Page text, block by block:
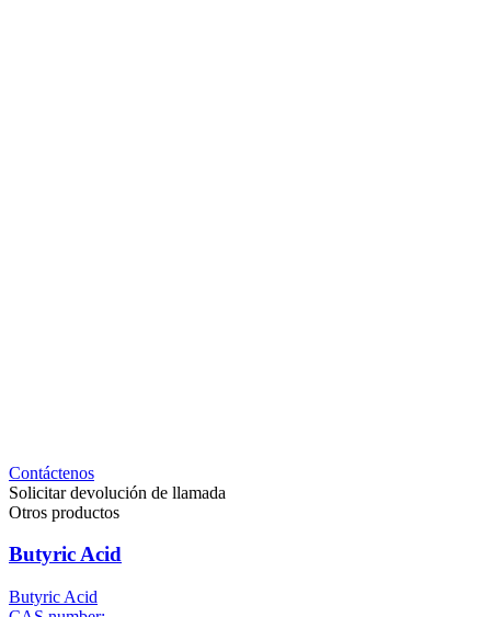
Contáctenos
Solicitar devolución de llamada
Otros productos
Butyric Acid
Butyric Acid